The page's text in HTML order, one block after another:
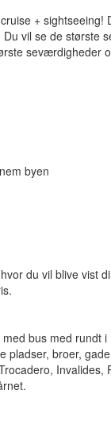
+
vil se de
seværdigheder
byen
du vil blive vist
bus med
pladser, broer,